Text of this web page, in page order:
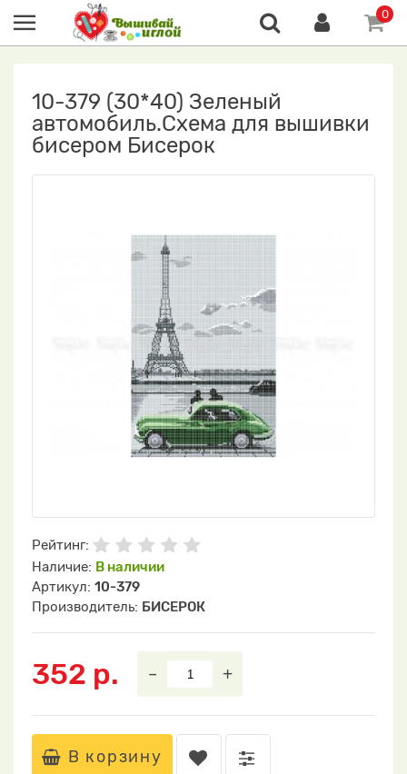
0
10-379 (30*40) Зеленый
автомобиль.Схема для вышивки
бисером Бисерок
Рейтинг:
Наличие: В наличии
Артикул: 10-379
Производитель: БИСЕРОК
352 р. – +
В корзину